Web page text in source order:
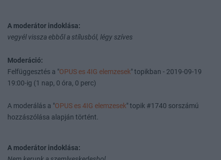
A moderátor indoklása:
vegyél vissza ebből a stílusból, légy szíves
Moderáció:
Felfüggesztés a "OPUS es 4IG elemzesek" topikban - 2019-09-19
19:00-ig (1 nap, 0 óra, 0 perc)
A moderálás a "OPUS es 4IG elemzesek" topik #1740 sorszámú
hozzászólása alapján történt.
A moderátor indoklása: